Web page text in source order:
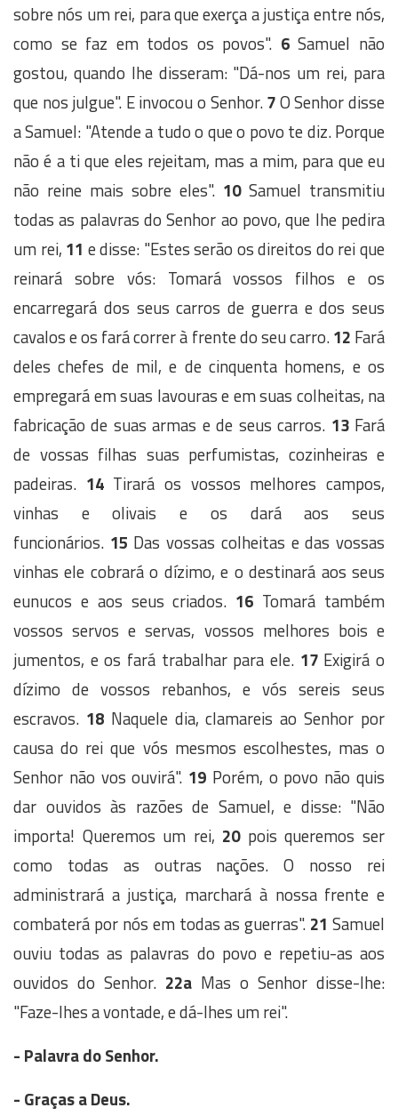
sobre nós um rei, para que exerça a justiça entre nós,
como se faz em todos os povos". 6Samuel não
gostou, quando lhe disseram: "Dá-nos um rei, para
que nos julgue". E invocou o Senhor.7O Senhor disse
a Samuel: "Atende a tudo o que o povo te diz. Porque
não é a ti que eles rejeitam, mas a mim, para que eu
não reine mais sobre eles". 10Samuel transmitiu
todas as palavras do Senhor ao povo, que lhe pedira
um rei, 11 e disse: "Estes serão os direitos do rei que
reinará sobre vós: Tomará vossos filhos e os
encarregará dos seus carros de guerra e dos seus
cavalos e os fará correr à frente do seu carro.12 Fará
deles chefes de mil, e de cinquenta homens, e os
empregará em suas lavouras e em suas colheitas, na
fabricação de suas armas e de seus carros. 13Fará
de vossas filhas suas perfumistas, cozinheiras e
padeiras. 14Tirará os vossos melhores campos,
vinhas e olivais e os dará aos seus
funcionários. 15 Das vossas colheitas e das vossas
vinhas ele cobrará o dízimo, e o destinará aos seus
eunucos e aos seus criados. 16 Tomará também
vossos servos e servas, vossos melhores bois e
jumentos, e os fará trabalhar para ele. 17Exigirá o
dízimo de vossos rebanhos, e vós sereis seus
escravos. 18Naquele dia, clamareis ao Senhor por
causa do rei que vós mesmos escolhestes, mas o
Senhor não vos ouvirá". 19 Porém, o povo não quis
dar ouvidos às razões de Samuel, e disse: "Não
importa! Queremos um rei, 20pois queremos ser
como todas as outras nações. O nosso rei
administrará a justiça, marchará à nossa frente e
combaterá por nós em todas as guerras". 21 Samuel
ouviu todas as palavras do povo e repetiu-as aos
ouvidos do Senhor. 22a Mas o Senhor disse-lhe:
"Faze-lhes a vontade, e dá-lhes um rei".
- Palavra do Senhor.
- Graças a Deus.